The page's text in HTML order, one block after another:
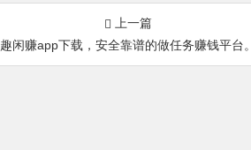
上一篇
趣闲赚app下载，安全靠谱的做任务赚钱平台。